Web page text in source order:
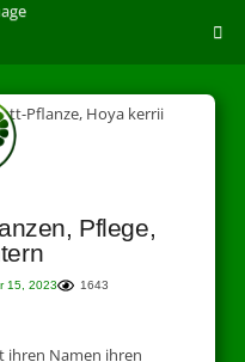
Pflege,
15, 2023 1643
ihren Namen ihren